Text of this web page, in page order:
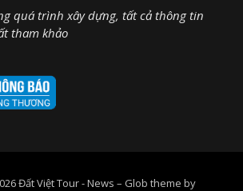
quá trình xây dựng, tất cả thông tin
tham khảo
Đất Việt Tour - News – Glob theme by